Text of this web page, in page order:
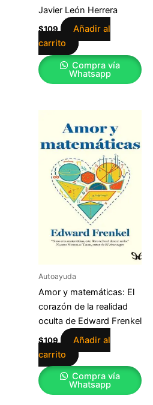
Javier León Herrera
$109
Añadir al
carrito
Compra vía
Whatsapp
Autoayuda
Amor y matemáticas: El
corazón de la realidad
oculta de Edward Frenkel
$109
Añadir al
carrito
Compra vía
Whatsapp